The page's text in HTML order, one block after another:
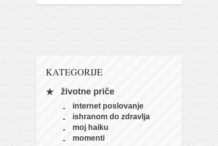
istorija karatea
bubishi
karate
kushanku
temashiwari
KATEGORIJE
životne priče
internet poslovanje
ishranom do zdravlja
moj haiku
momenti